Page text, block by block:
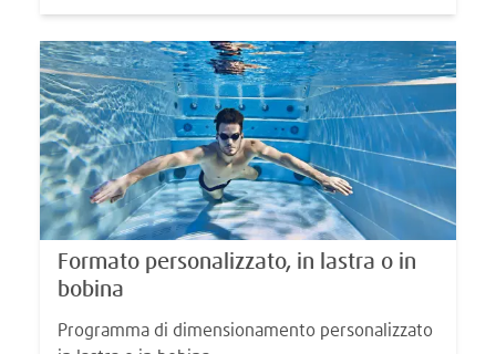
Formato personalizzato, in lastra o in
bobina
Programma di dimensionamento personalizzato